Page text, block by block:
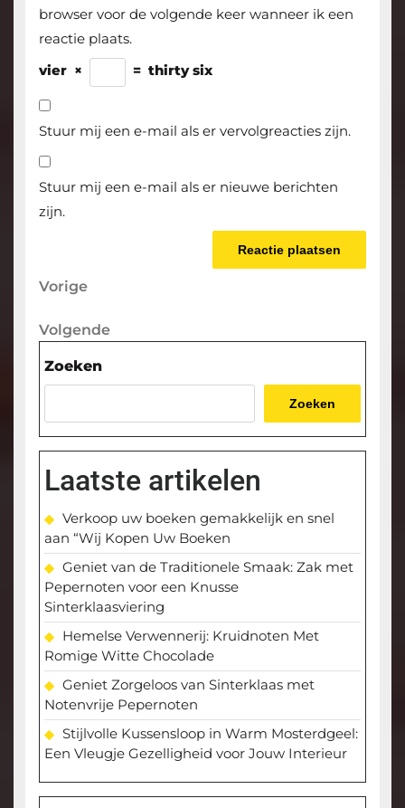
browser voor de volgende keer wanneer ik een
reactie plaats.
vier × = thirty six
Stuur mij een e-mail als er vervolgreacties zijn.
Stuur mij een e-mail als er nieuwe berichten
zijn.
Berichtnavigatie
Vorige
Vorige
Volgende
Volgende
Zoeken
Zoeken
Laatste artikelen
Verkoop uw boeken gemakkelijk en snel
aan “Wij Kopen Uw Boeken
Geniet van de Traditionele Smaak: Zak met
Pepernoten voor een Knusse
Sinterklaasviering
Hemelse Verwennerij: Kruidnoten Met
Romige Witte Chocolade
Geniet Zorgeloos van Sinterklaas met
Notenvrije Pepernoten
Stijlvolle Kussensloop in Warm Mosterdgeel:
Een Vleugje Gezelligheid voor Jouw Interieur